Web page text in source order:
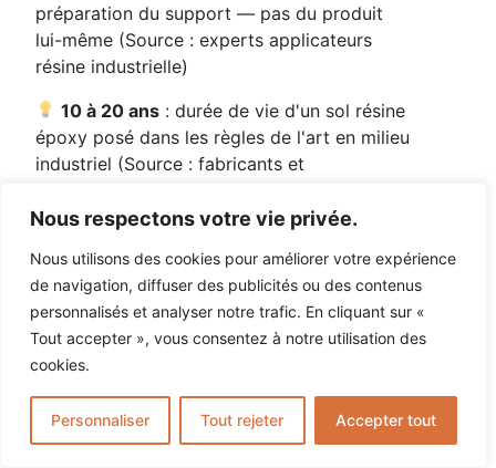
Nous respectons votre vie privée.
Nous utilisons des cookies pour améliorer votre expérience
de navigation, diffuser des publicités ou des contenus
personnalisés et analyser notre trafic. En cliquant sur «
Tout accepter », vous consentez à notre utilisation des
cookies.
Personnaliser Tout rejeter Accepter tout
préparation du support — pas du produit
lui-même (Source : experts applicateurs
résine industrielle)
10 à 20 ans : durée de vie d'un sol résine
époxy posé dans les règles de l'art en milieu
industriel (Source : fabricants et
24 à 72h : temps d'immobilisation moyen
pour la pose d'un sol résine époxy sur une
surface industrielle standard (Source : Sol
Résine Concept, données terrain)
1 applicateur sur 3
devis — première cause de décollement
prématuré des revêtements résine